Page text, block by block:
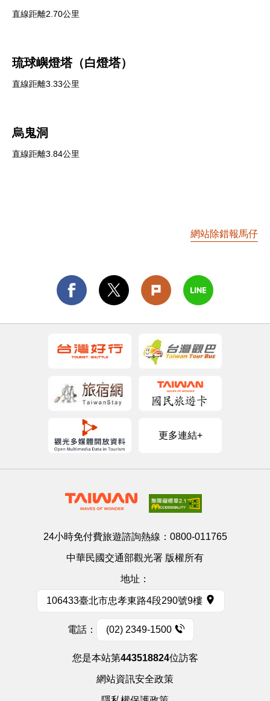
直線距離2.70公里
琉球嶼燈塔（白燈塔）
直線距離3.33公里
烏鬼洞
直線距離3.84公里
網站除錯報馬仔
更多連結+
24小時免付費旅遊諮詢熱線： 0800-011765
中華民國交通部觀光署 版權所有
地址：
106433臺北市忠孝東路4段290號9樓
電話： (02) 2349-1500
您是本站第443518824位訪客
網站資訊安全政策